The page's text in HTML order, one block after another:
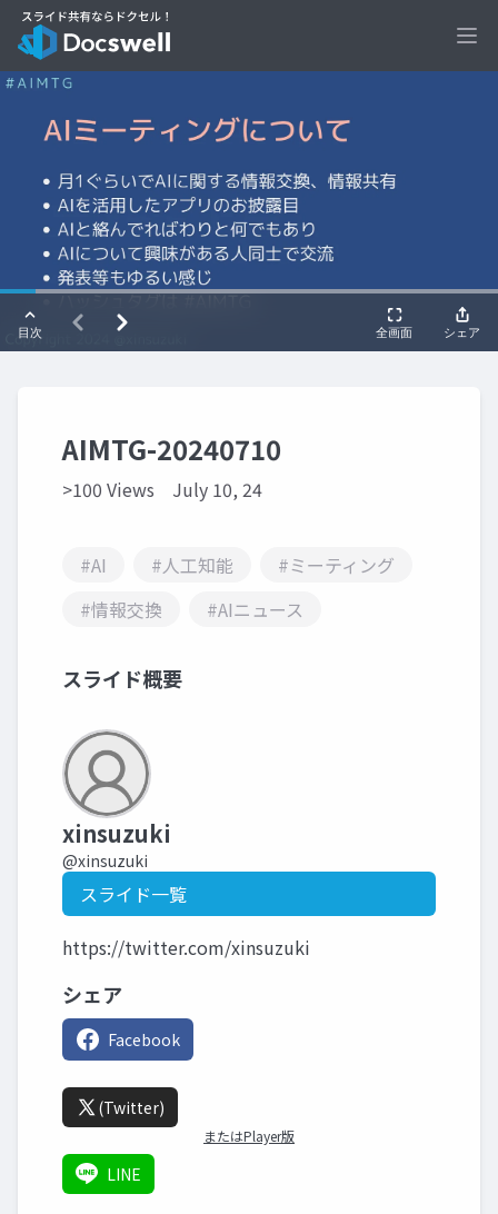
AIMTG-20240710
>100 Views July 10, 24
#AI #人工知能
#ミーティング
#情報交換
#AIニュース
スライド概要
xinsuzuki
@xinsuzuki
スライド一覧
https://twitter.com/xinsuzuki
シェア
Facebook
(Twitter)
またはPlayer版
LINE